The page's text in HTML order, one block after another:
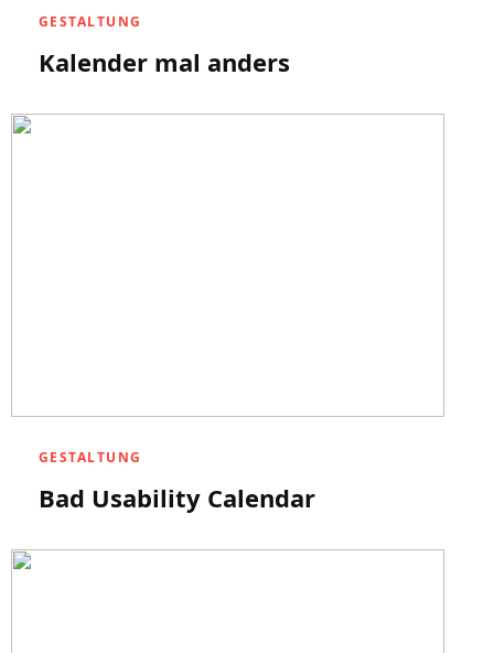
GESTALTUNG
Kalender mal anders
GESTALTUNG
Bad Usability Calendar